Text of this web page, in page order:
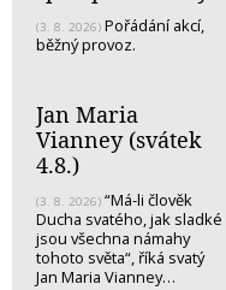
(3. 8. 2026) Pořádání akcí,
běžný provoz.
Jan Maria
Vianney (svátek
4.8.)
(3. 8. 2026) “Má-li člověk
Ducha svatého, jak sladké
jsou všechna námahy
tohoto světa“, říká svatý
Jan Maria Vianney…